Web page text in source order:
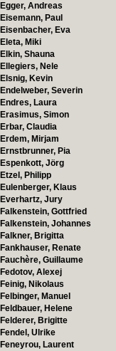
Egger, Andreas
Eisemann, Paul
Eisenbacher, Eva
Eleta, Miki
Elkin, Shauna
Ellegiers, Nele
Elsnig, Kevin
Endelweber, Severin
Endres, Laura
Erasimus, Simon
Erbar, Claudia
Erdem, Mirjam
Ernstbrunner, Pia
Espenkott, Jörg
Etzel, Philipp
Eulenberger, Klaus
Everhartz, Jury
Falkenstein, Gottfried
Falkenstein, Johannes
Falkner, Brigitta
Fankhauser, Renate
Fauchère, Guillaume
Fedotov, Alexej
Feinig, Nikolaus
Felbinger, Manuel
Feldbauer, Helene
Felderer, Brigitte
Fendel, Ulrike
Feneyrou, Laurent